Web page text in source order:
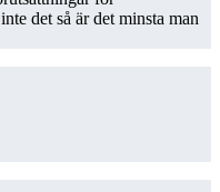
det så är det minsta man